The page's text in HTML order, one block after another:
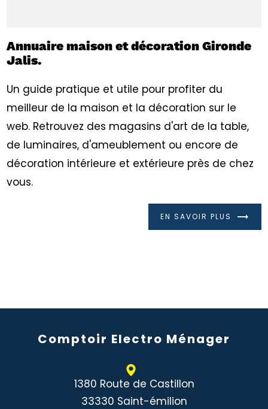
Annuaire maison et décoration Gironde
Jalis.
Un guide pratique et utile pour profiter du
meilleur de la maison et la décoration sur le
web. Retrouvez des magasins d'art de la table,
de luminaires, d'ameublement ou encore de
décoration intérieure et extérieure près de chez
vous.
EN SAVOIR PLUS
Comptoir Electro Ménager
1380 Route de Castillon
33330 Saint-émilion